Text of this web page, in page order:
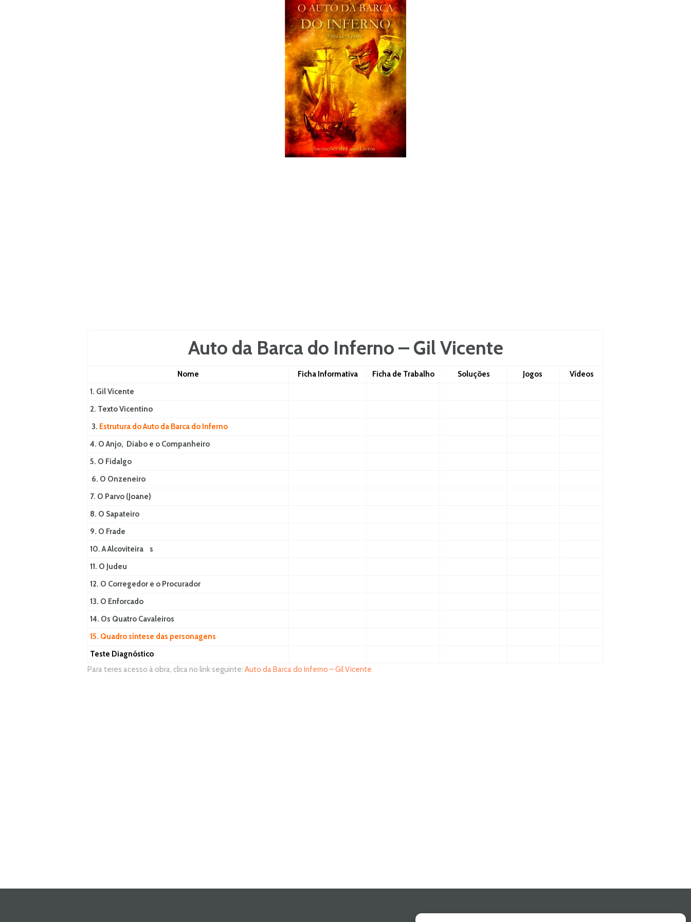
Auto da Barca do Inferno – Gil Vicente
Nome Ficha Informativa Ficha de Trabalho Soluções Jogos
Vídeos
1. Gil Vicente
2. Texto Vicentino
3. Estrutura do Auto da Barca do Inferno
4. O Anjo, Diabo e o Companheiro
5. O Fidalgo
6. O Onzeneiro
7. O Parvo (Joane)
8. O Sapateiro
9. O Frade
10. A Alcoviteira
s
11. O Judeu
12. O Corregedor e o Procurador
13. O Enforcado
14. Os Quatro Cavaleiros
15. Quadro síntese das personagens
Teste Diagnóstico
Para teres acesso à obra, clica no link seguinte: Auto da Barca do Inferno – Gil Vicente